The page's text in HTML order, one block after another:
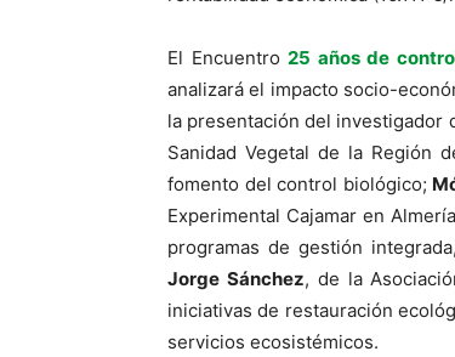
El Encuentro25 años de
analizará el impacto socio-
la presentación del investigador
Sanidad Vegetal de la Región
fomento del control biológico;
Experimental Cajamar en
programas de gestión
Jorge Sánchez, de la
iniciativas de restauración
servicios ecosistémicos.